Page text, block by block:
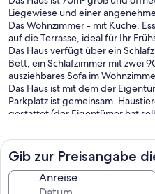
Liegewiese und einer
Das Wohnzimmer - mit Küche,
auf die Terrasse, ideal für Ihr
Das Haus verfügt über ein
Bett, ein Schlafzimmer mit zwei
ausziehbares Sofa im
Das Haus ist mit dem der
Parkplatz ist gemeinsam.
gestattet (der Eigentümer hat
Das Haus ist ruhig und nicht zu
Dorf Patrimonio, das im Jahr 2017
ausgezeichnet wurde und für
Musikfestival bekannt ist. Viele
Lebensmittelgeschäft, eine
Gib zur Preisangabe
Anreise